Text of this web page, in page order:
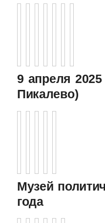
9 апреля
Пикалево)
Музей
года